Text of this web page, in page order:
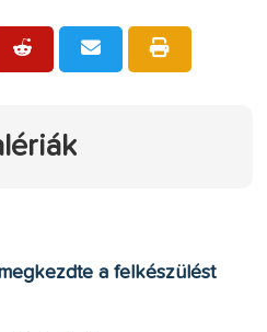
a felkészülést